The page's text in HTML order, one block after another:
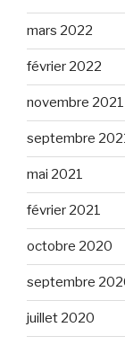
mars 2022
février 2022
novembre 2021
septembre
mai 2021
février 2021
octobre 2020
septembre
juillet 2020